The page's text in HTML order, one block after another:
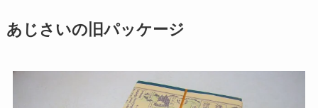
あじさいの旧パッケージ